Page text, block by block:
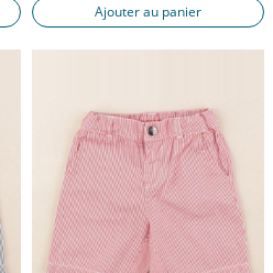
Ajouter au panier